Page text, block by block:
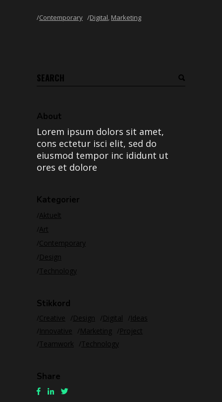
Contemporary Digital Marketing
About
Lorem ipsum dolors sit amet,
cons ectetur isci elit, sed do
eiusmod tempor inc ididunt ut
ores et dolore
Kategorier
Aktuelt
Art
Contemporary
Design
Technology
Stikkord
Creative Design Digital
Ideas
Innovative
Marketing
Project
Teamwork
Technology
Share